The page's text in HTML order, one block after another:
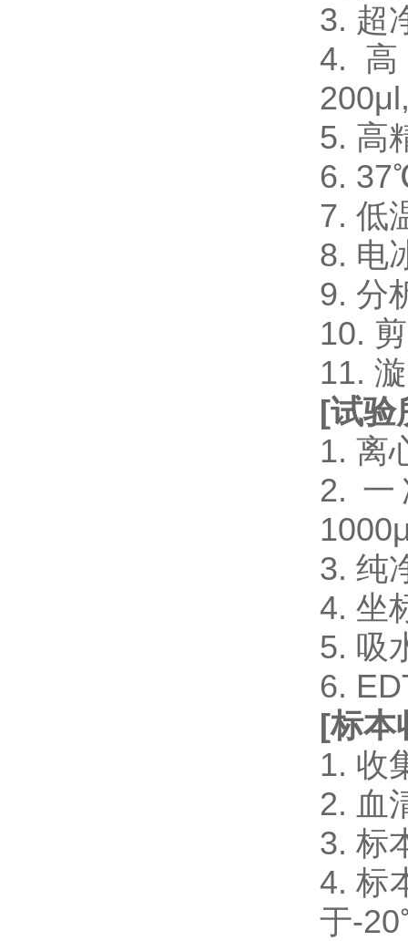
3. 超
4.
5. 高
6.
7. 低
8. 电
9. 分
10.
11.
[试验
1. 离
2. 一
3. 纯
4. 坐
5. 吸
6.
[标本
1. 收
2. 血
3. 标
4. 标
于-